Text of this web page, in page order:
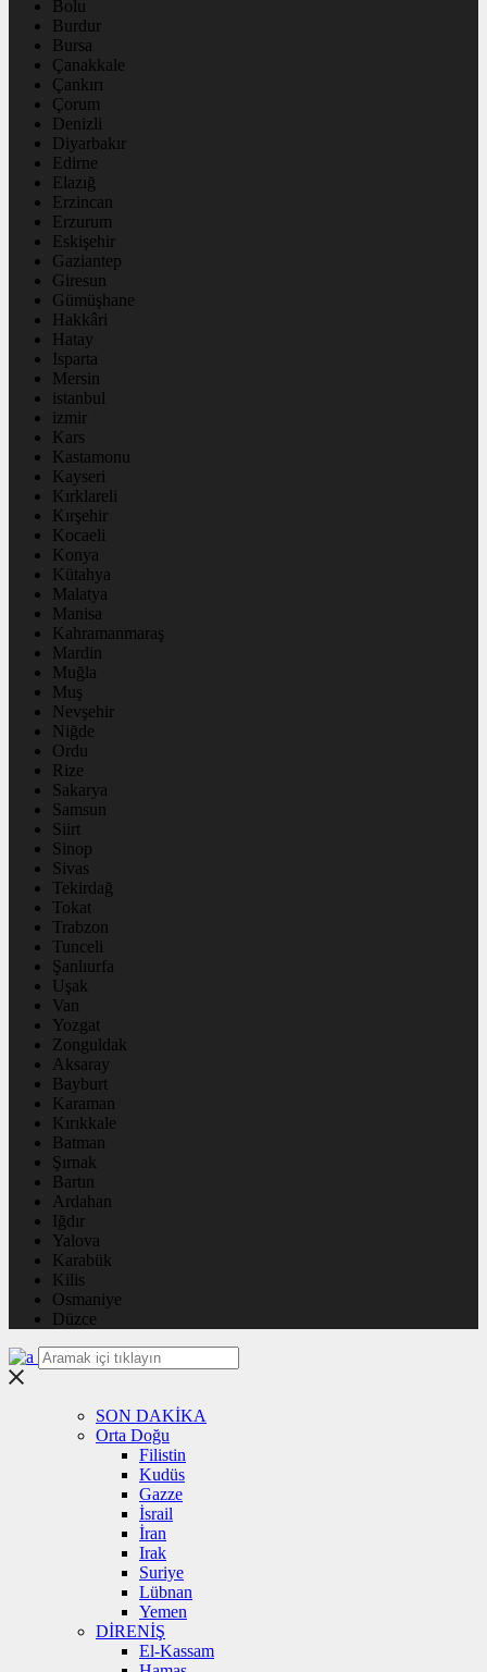
Bolu
Burdur
Bursa
Çanakkale
Çankırı
Çorum
Denizli
Diyarbakır
Edirne
Elazığ
Erzincan
Erzurum
Eskişehir
Gaziantep
Giresun
Gümüşhane
Hakkâri
Hatay
Isparta
Mersin
istanbul
izmir
Kars
Kastamonu
Kayseri
Kırklareli
Kırşehir
Kocaeli
Konya
Kütahya
Malatya
Manisa
Kahramanmaraş
Mardin
Muğla
Muş
Nevşehir
Niğde
Ordu
Rize
Sakarya
Samsun
Siirt
Sinop
Sivas
Tekirdağ
Tokat
Trabzon
Tunceli
Şanlıurfa
Uşak
Van
Yozgat
Zonguldak
Aksaray
Bayburt
Karaman
Kırıkkale
Batman
Şırnak
Bartın
Ardahan
Iğdır
Yalova
Karabük
Kilis
Osmaniye
Düzce
SON DAKİKA
Orta Doğu
Filistin
Kudüs
Gazze
İsrail
İran
Irak
Suriye
Lübnan
Yemen
DİRENİŞ
El-Kassam